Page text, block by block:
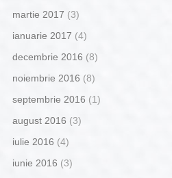
martie 2017 (3)
ianuarie 2017 (4)
decembrie 2016 (8)
noiembrie 2016 (8)
septembrie 2016 (1)
august 2016 (3)
iulie 2016 (4)
iunie 2016 (3)